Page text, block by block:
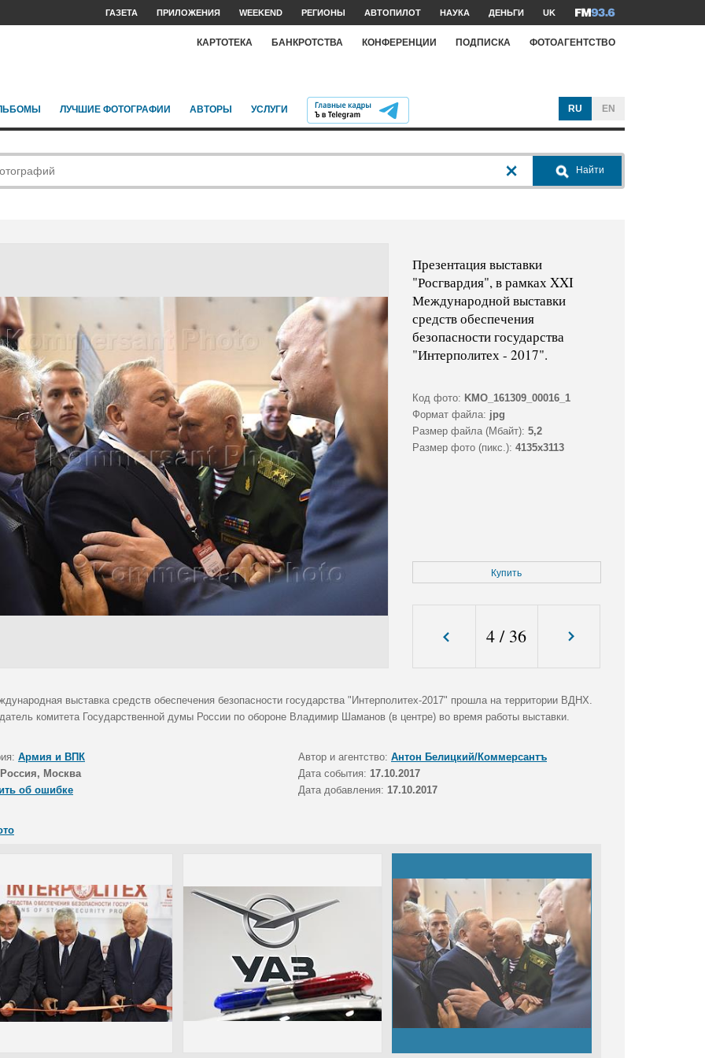
ГАЗЕТА ПРИЛОЖЕНИЯ WEEKEND РЕГИОНЫ АВТОПИЛОТ НАУКА ДЕНЬГИ UK
КАРТОТЕКА БАНКРОТСТВА КОНФЕРЕНЦИИ ПОДПИСКА ФОТОАГЕНТСТВО
ЛУЧШИЕ ФОТОГРАФИИ АВТОРЫ УСЛУГИ RU EN
Найти
Презентация выставки
"Росгвардия", в рамках XXI
Международной выставки
средств обеспечения
безопасности государства
"Интерполитех - 2017".
Код фото: KMO_161309_00016_1
Формат файла: jpg
Размер файла (Мбайт): 5,2
Размер фото (пикс.): 4135x3113
Купить
4 / 36
выставка средств обеспечения безопасности государства "Интерполитех-2017" прошла на территории ВДНХ.
комитета Государственной думы России по обороне Владимир Шаманов (в центре) во время работы выставки.
Армия и ВПК Автор и агентство: Антон Белицкий/Коммерсантъ
Россия, Москва Дата события: 17.10.2017
об ошибке
Дата добавления: 17.10.2017